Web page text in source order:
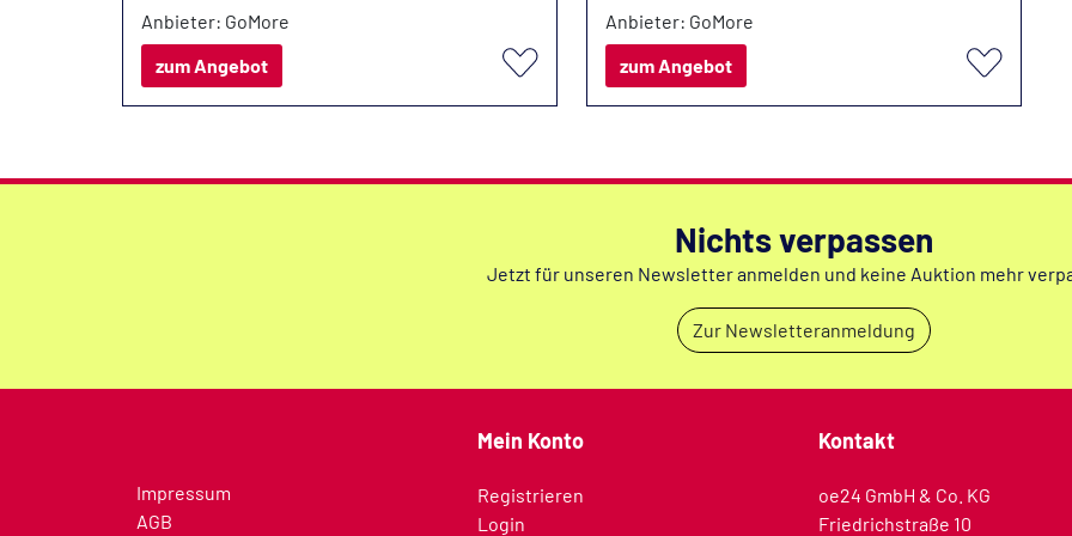
Anbieter: GoMore
zum Angebot
Anbieter: GoMore
zum Angebot
Nichts verpassen
Jetzt für unseren Newsletter anmelden und keine Auktion mehr
Zur Newsletteranmeldung
Mein Konto
Registrieren
Login
Kontakt
oe24 GmbH & Co. KG
Friedrichstraße 10
Impressum
AGB